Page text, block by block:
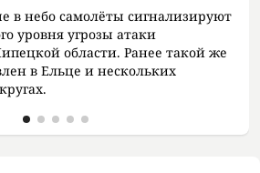
в небо самолёты сигнализируют
уровня угрозы атаки
области. Ранее такой же
в Ельце и нескольких